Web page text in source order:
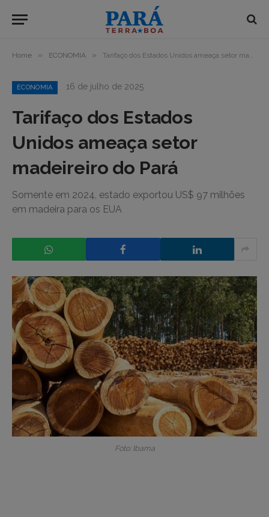
Home » ECONOMIA » Tarifaço dos Estados Unidos ameaça setor madeireiro do Pará
ECONOMIA 16 de julho de 2025
Tarifaço dos Estados
Unidos ameaça setor
madeireiro do Pará
Somente em 2024, estado exportou US$ 97 milhões
em madeira para os EUA
Foto: Ibama